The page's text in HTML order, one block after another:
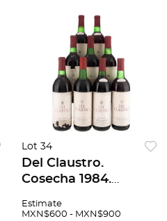
Lot 34
Del Claustro.
Cosecha 1984.
México. Piezas: 9 En
Estimate
MXN$600 - MXN$900